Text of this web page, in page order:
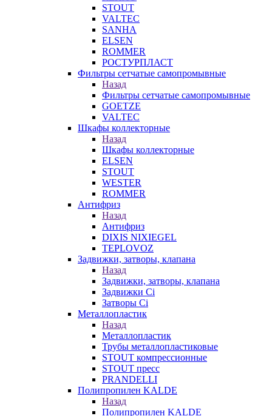
STOUT
VALTEC
SANHA
ELSEN
ROMMER
РОСТУРПЛАСТ
Фильтры сетчатые самопромывные
Назад
Фильтры сетчатые самопромывные
GOETZE
VALTEC
Шкафы коллекторные
Назад
Шкафы коллекторные
ELSEN
STOUT
WESTER
ROMMER
Антифриз
Назад
Антифриз
DIXIS NIXIEGEL
TEPLOVOZ
Задвижки, затворы, клапана
Назад
Задвижки, затворы, клапана
Задвижки Ci
Затворы Ci
Металлопластик
Назад
Металлопластик
Трубы металлопластиковые
STOUT компрессионные
STOUT пресс
PRANDELLI
Полипропилен KALDE
Назад
Полипропилен KALDE